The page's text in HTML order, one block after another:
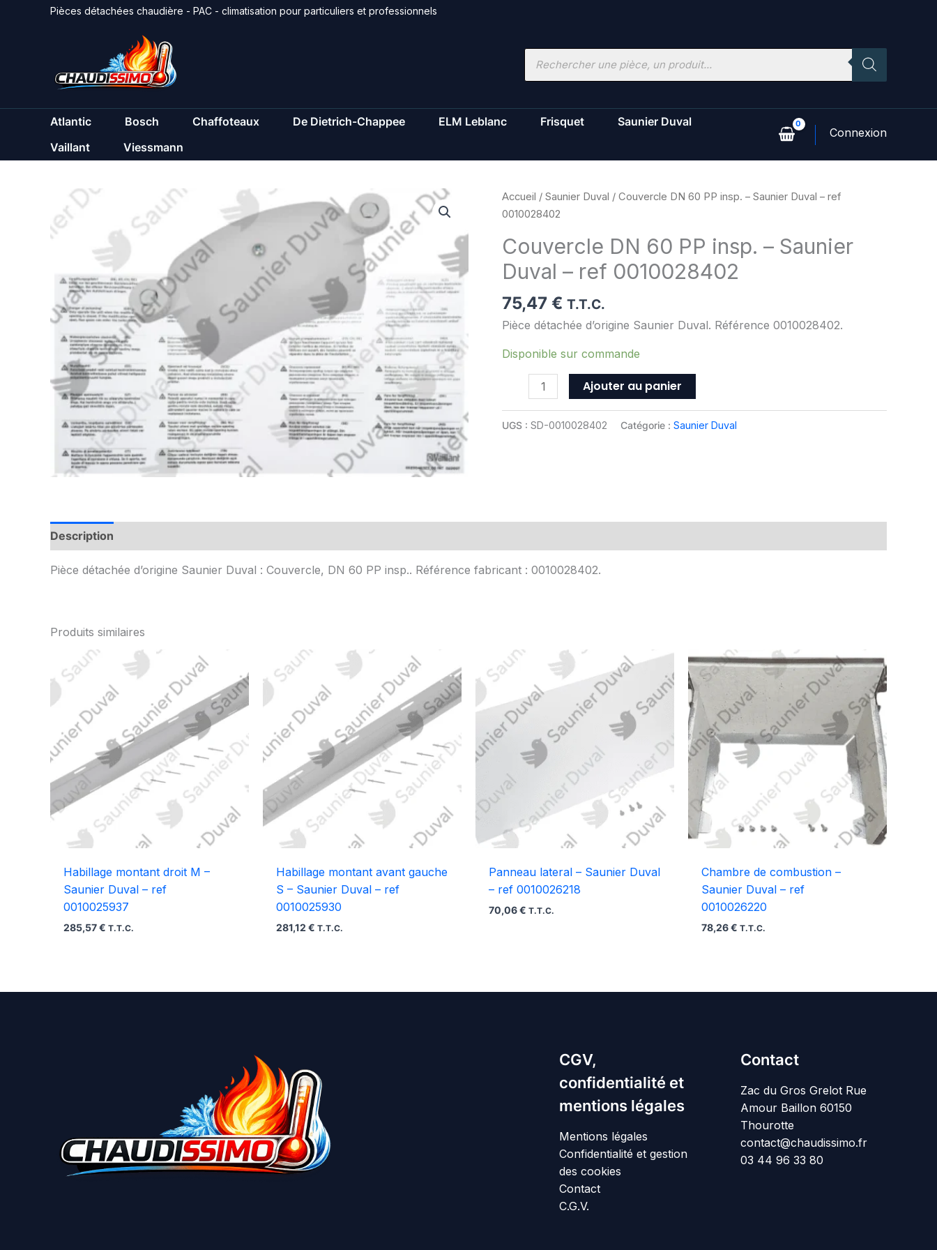
Pièces détachées chaudière - PAC - climatisation pour particuliers et professionnels
Recherche
Atlantic Bosch Chaffoteaux De Dietrich-Chappee ELM Leblanc Frisquet
Saunier Duval
Vaillant
Viessmann
Accueil / Saunier Duval / Couvercle DN 60 PP insp. – Saunier Duval – ref
0010028402
Couvercle DN 60 PP insp. – Saunier
Duval – ref 0010028402
75,47 € T.T.C.
Pièce détachée d’origine Saunier Duval. Référence 0010028402.
Disponible sur commande
quantité
de
DN
60
PP
insp.
-
Duval
Ajouter au panier
UGS : SD-0010028402 Catégorie : Saunier Duval
Description
Pièce détachée d’origine Saunier Duval : Couvercle, DN 60 PP insp.. Référence fabricant : 0010028402.
Produits similaires
Habillage montant droit M –
Saunier Duval – ref
0010025937
285,57€ T.T.C.
Habillage montant avant gauche
S – Saunier Duval – ref
0010025930
281,12€ T.T.C.
Panneau lateral – Saunier Duval
– ref 0010026218
70,06€ T.T.C.
Chambre de combustion –
Saunier Duval – ref
0010026220
78,26€ T.T.C.
CGV,
confidentialité et
mentions légales
Mentions légales
Confidentialité et gestion
des cookies
Contact
C.G.V.
Contact
Zac du Gros Grelot Rue
Amour Baillon 60150
Thourotte
contact@chaudissimo.fr
03 44 96 33 80